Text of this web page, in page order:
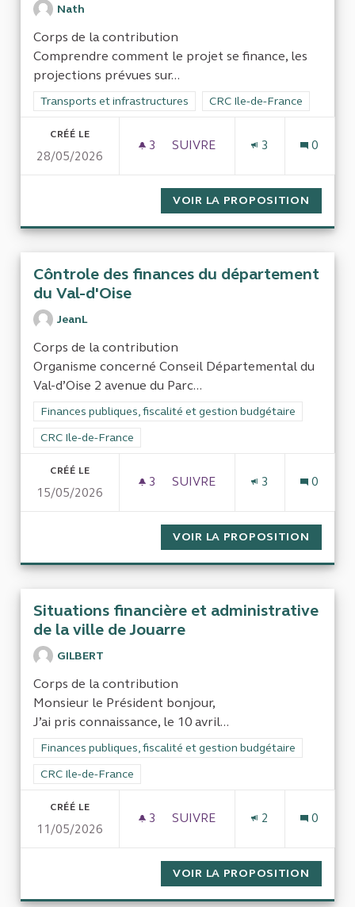
Nath
Corps de la contribution
Comprendre comment le projet se finance, les
projections prévues sur...
Filtrer les résultats de la catégorie : Transports et
Transports et infrastructures Filtrer les résultats pour le
CRC Ile-de-France
CRÉÉ LE
28/05/2026
3 3 ABONNÉS
SUIVRE
3 0
VOIR LA PROPOSITION
Côntrole des finances du département
du Val-d'Oise
JeanL
Corps de la contribution
Organisme concerné Conseil Départemental du
Val-d’Oise 2 avenue du Parc...
Filtrer les résultats de la catégorie : Finances publiques,
Finances publiques, fiscalité et gestion budgétaire
Filtrer les résultats pour le secteur : CRC Ile-de-France
CRC Ile-de-France
CRÉÉ LE
15/05/2026
3 3 ABONNÉS
SUIVRE
3 0
VOIR LA PROPOSITION
Situations financière et administrative
de la ville de Jouarre
GILBERT
Corps de la contribution
Monsieur le Président bonjour,
J’ai pris connaissance, le 10 avril...
Filtrer les résultats de la catégorie : Finances publiques,
Finances publiques, fiscalité et gestion budgétaire
Filtrer les résultats pour le secteur : CRC Ile-de-France
CRC Ile-de-France
CRÉÉ LE
11/05/2026
3 3 ABONNÉS
SUIVRE
2 0
VOIR LA PROPOSITION